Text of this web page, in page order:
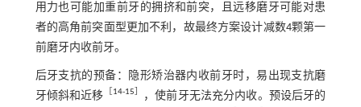
用力也可能加重前牙的拥挤和前突，且远移磨牙可能对患
者的高角前突面型更加不利，故最终方案设计减数4颗第一
前磨牙内收前牙。
后牙支抗的预备：隐形矫治器内收前牙时，易出现支抗磨
牙倾斜和近移 ［14-15］
，使前牙无法充分内收。预设后牙的